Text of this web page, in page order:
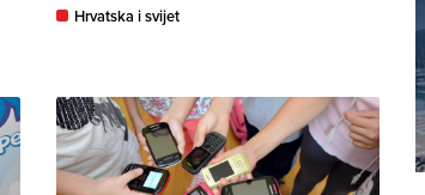
Hrvatska i svijet